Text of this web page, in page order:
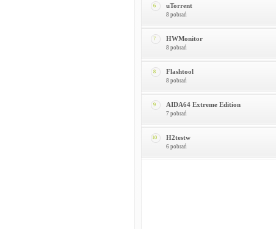
6 uTorrent
8 pobrań
7 HWMonitor
8 pobrań
8 Flashtool
8 pobrań
9 AIDA64 Extreme Edition
7 pobrań
10 H2testw
6 pobrań